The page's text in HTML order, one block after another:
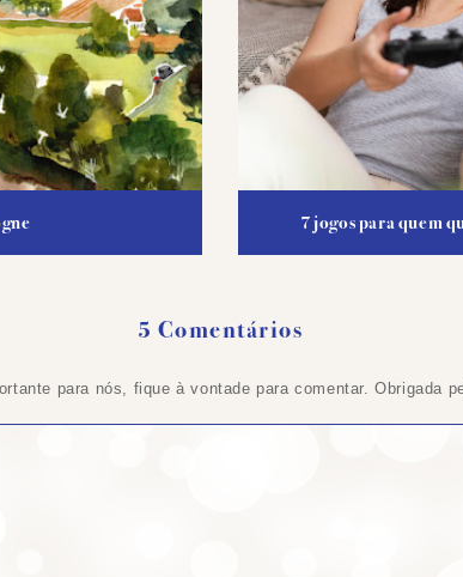
7 jogos para quem
5 Comentários
para nós, fique à vontade para comentar. Obrigada